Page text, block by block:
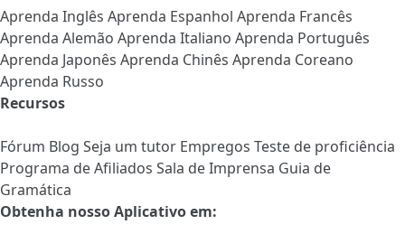
Aprenda Inglês Aprenda Espanhol Aprenda Francês
Aprenda Alemão Aprenda Italiano Aprenda Português
Aprenda Japonês Aprenda Chinês Aprenda Coreano
Aprenda Russo
Recursos
Fórum Blog Seja um tutor Empregos Teste de proficiência
Programa de Afiliados Sala de Imprensa Guia de
Gramática
Obtenha nosso Aplicativo em: